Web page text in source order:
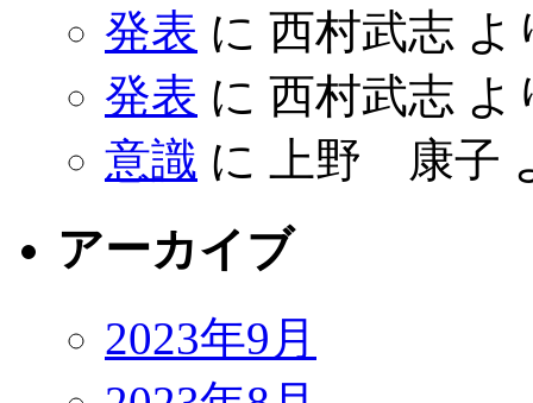
発表 に 西村武志 よ
発表 に 西村武志 よ
意識 に 上野 康子
アーカイブ
2023年9月